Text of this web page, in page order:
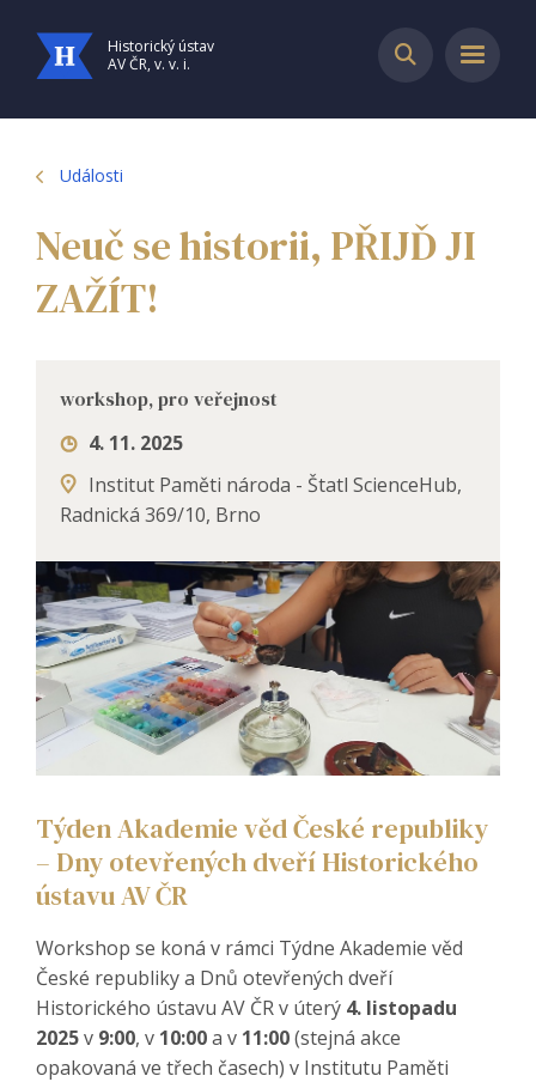
Historický ústav
AV ČR, v. v. i.
Události
Neuč se historii, PŘIJĎ JI
ZAŽÍT!
workshop, pro veřejnost
4. 11. 2025
Institut Paměti národa - Štatl ScienceHub,
Radnická 369/10, Brno
Týden Akademie věd České republiky
– Dny otevřených dveří Historického
ústavu AV ČR
Workshop se koná v rámci Týdne Akademie věd
České republiky a Dnů otevřených dveří
Historického ústavu AV ČR v úterý 4. listopadu
2025v 9:00, v 10:00a v 11:00(stejná akce
opakovaná ve třech časech) v Institutu Paměti